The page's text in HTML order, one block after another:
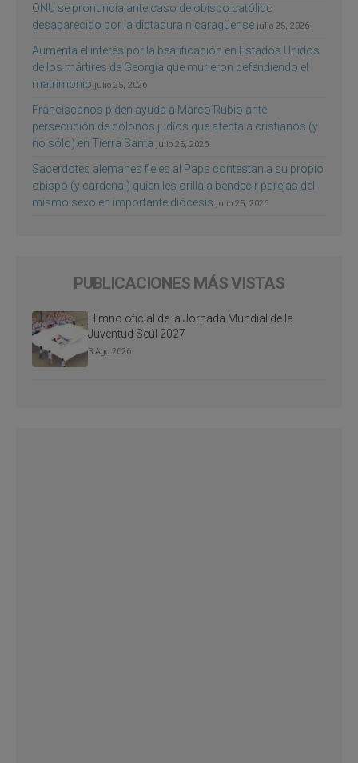
ONU se pronuncia ante caso de obispo católico
desaparecido por la dictadura nicaragüense julio 25, 2026
Aumenta el interés por la beatificación en Estados Unidos
de los mártires de Georgia que murieron defendiendo el
matrimonio julio 25, 2026
Franciscanos piden ayuda a Marco Rubio ante
persecución de colonos judíos que afecta a cristianos (y
no sólo) en Tierra Santa julio 25, 2026
Sacerdotes alemanes fieles al Papa contestan a su propio
obispo (y cardenal) quien les orilla a bendecir parejas del
mismo sexo en importante diócesis julio 25, 2026
PUBLICACIONES MÁS VISTAS
Himno oficial de la Jornada Mundial de la
Juventud Seúl 2027
3 Ago 2026